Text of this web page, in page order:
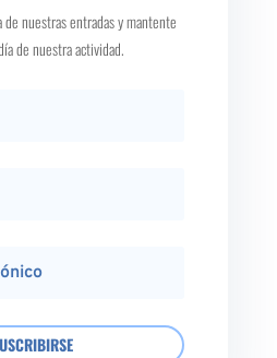
nuestras entradas y mantente
de nuestra actividad.